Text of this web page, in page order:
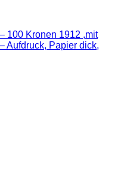
100 Kronen 1912 ,mit
Aufdruck, Papier dick,